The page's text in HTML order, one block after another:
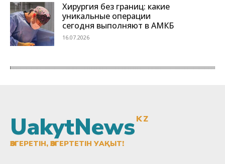
UakytNewsKZ
ӨЗГЕРЕТІН, ӨЗГЕРТЕТІН УАҚЫТ!